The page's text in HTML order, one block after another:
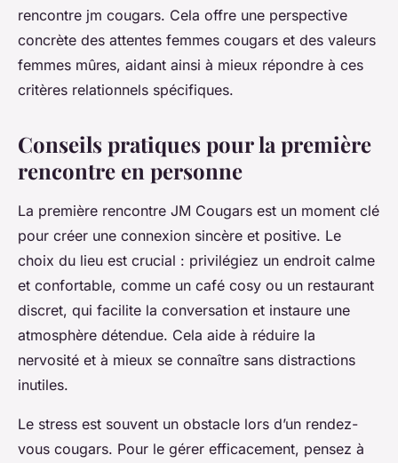
rencontre jm cougars. Cela offre une perspective
concrète des attentes femmes cougars et des valeurs
femmes mûres, aidant ainsi à mieux répondre à ces
critères relationnels spécifiques.
Conseils pratiques pour la première
rencontre en personne
La première rencontre JM Cougars est un moment clé
pour créer une connexion sincère et positive. Le
choix du lieu est crucial : privilégiez un endroit calme
et confortable, comme un café cosy ou un restaurant
discret, qui facilite la conversation et instaure une
atmosphère détendue. Cela aide à réduire la
nervosité et à mieux se connaître sans distractions
inutiles.
Le stress est souvent un obstacle lors d’un rendez-
vous cougars. Pour le gérer efficacement, pensez à